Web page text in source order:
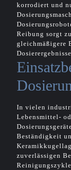
korrodiert und
Reibung sorgt
gleichmäßigere
In vielen
Lebensmittel-
Beständigkeit
zuverlässigen